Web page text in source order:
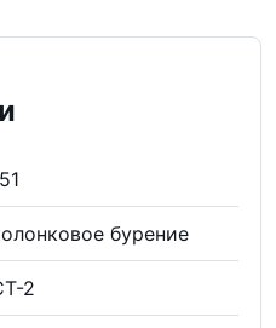
бурение
2